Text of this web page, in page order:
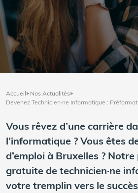
Accueil
Nos Actualités
Devenez Technicien·ne Informatique :
Vous rêvez d’une carrière
l’informatique ? Vous êtes
d’emploi à Bruxelles ?
gratuite de technicien·ne
votre tremplin vers le